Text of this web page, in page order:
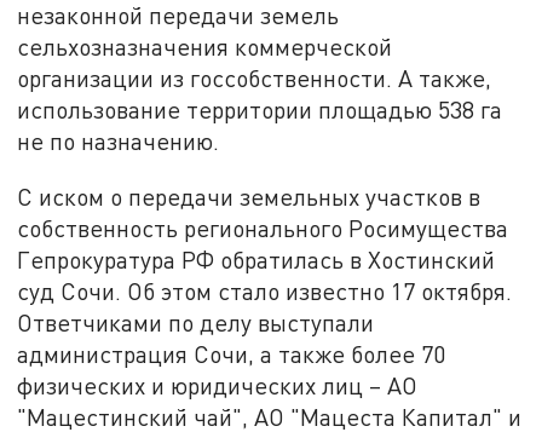
незаконной передачи земель
сельхозназначения коммерческой
организации из госсобственности. А также,
использование территории площадью 538 га
не по назначению.
С иском о передачи земельных участков в
собственность регионального Росимущества
Гепрокуратура РФ обратилась в Хостинский
суд Сочи. Об этом стало известно 17 октября.
Ответчиками по делу выступали
администрация Сочи, а также более 70
физических и юридических лиц – АО
"Мацестинский чай", АО "Мацеста Капитал" и